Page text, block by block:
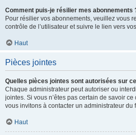
Comment puis-je résilier mes abonnements
Pour résilier vos abonnements, veuillez vous
contrôle de l’utilisateur et suivre le lien vers
Haut
Pièces jointes
Quelles pièces jointes sont autorisées sur
Chaque administrateur peut autoriser ou
jointes. Si vous n’êtes pas certain de savoir
vous invitons à contacter un administrateur du
Haut